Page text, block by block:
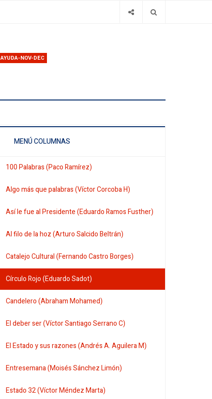
AYUDA-NOV-DEC
MENÚ COLUMNAS
100 Palabras (Paco Ramírez)
Algo más que palabras (Víctor Corcoba H)
Así le fue al Presidente (Eduardo Ramos Fusther)
Al filo de la hoz (Arturo Salcido Beltrán)
Catalejo Cultural (Fernando Castro Borges)
Círculo Rojo (Eduardo Sadot)
Candelero (Abraham Mohamed)
El deber ser (Víctor Santiago Serrano C)
El Estado y sus razones (Andrés A. Aguilera M)
Entresemana (Moisés Sánchez Limón)
Estado 32 (Víctor Méndez Marta)